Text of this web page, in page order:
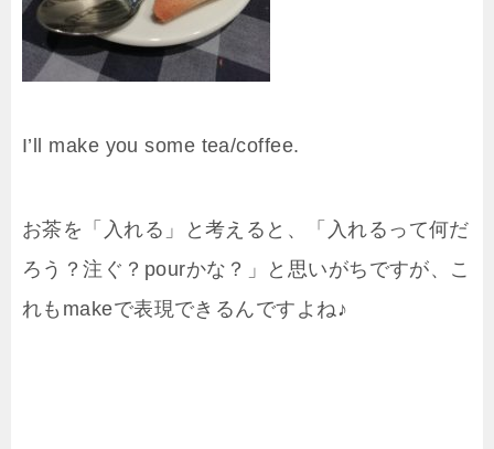
I’ll make you some tea/coffee.
お茶を「入れる」と考えると、「入れるって何だ
ろう？注ぐ？ pourかな？」と思いがちですが、こ
れもmakeで表現できるんですよね♪